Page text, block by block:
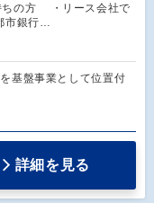
ちの方 ・リース会社で
市銀行…
基盤事業として位置付
詳細を見る